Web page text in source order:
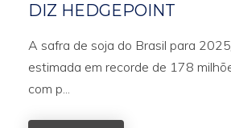
DIZ HEDGEPOINT
A safra de soja do Brasil para
estimada em recorde de 178
com p...